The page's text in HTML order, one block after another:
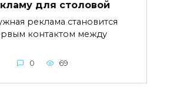
для столовой
реклама становится
контактом между
0 69